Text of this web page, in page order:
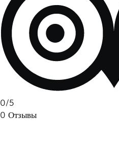
0/5
0 Отзывы